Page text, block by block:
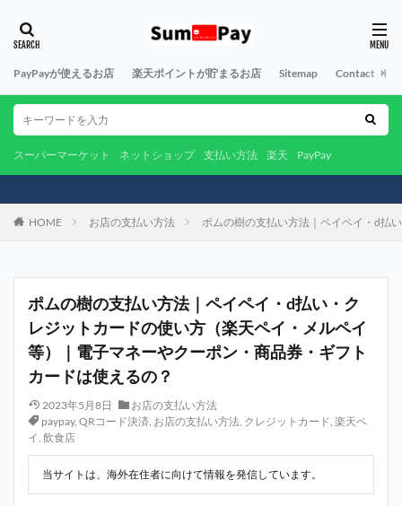
PayPayが使えるお店 楽天ポイントが貯まるお店 Sitemap Contact
スーパーマーケット ネットショップ 支払い方法 楽天 PayPay
HOME お店の支払い方法 ポムの樹の支払い方法｜ペイペイ・d払
ポムの樹の支払い方法｜ペイペイ・d払い・ク
レジットカードの使い方（楽天ペイ・メルペイ
等）｜電子マネーやクーポン・商品券・ギフト
カードは使えるの？
2023年5月8日
お店の支払い方法
paypay, QRコード決済, お店の支払い方法, クレジットカード, 楽天ペ
イ, 飲食店
当サイトは、海外在住者に向けて情報を発信しています。